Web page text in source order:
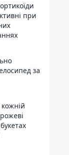
при
за
кожній